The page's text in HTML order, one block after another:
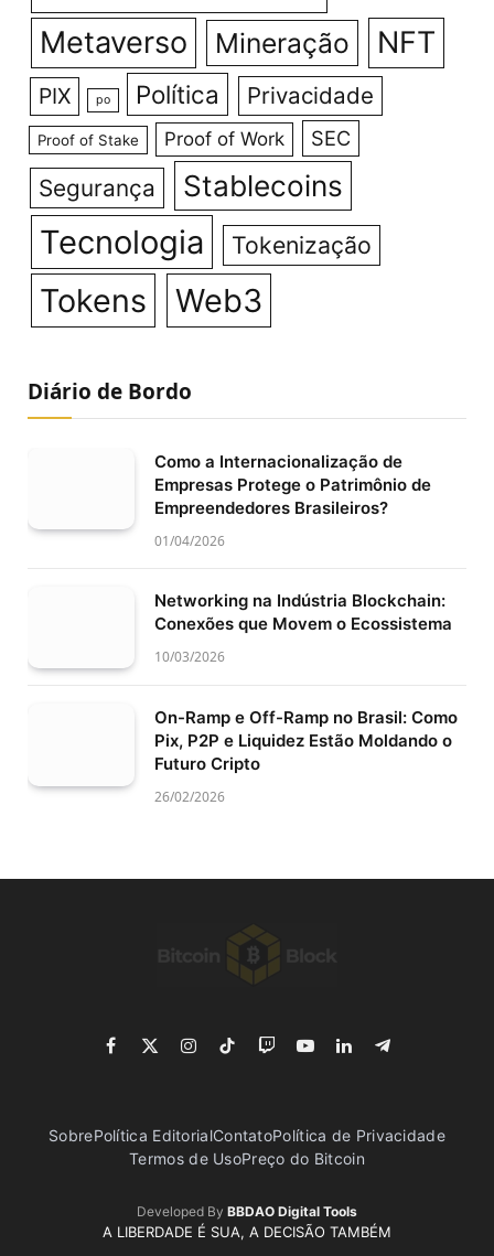
Metaverso
Mineração NFT
PIX po Política Privacidade
Proof of Stake Proof of Work SEC
Segurança Stablecoins
Tecnologia Tokenização
Tokens Web3
Diário de Bordo
Como a Internacionalização de
Empresas Protege o Patrimônio de
Empreendedores Brasileiros?
01/04/2026
Networking na Indústria Blockchain:
Conexões que Movem o Ecossistema
10/03/2026
On-Ramp e Off-Ramp no Brasil: Como
Pix, P2P e Liquidez Estão Moldando o
Futuro Cripto
26/02/2026
Facebook
X
Instagram
TikTokTwitchYouTubeLinkedInTelegram
SobrePolítica EditorialContatoPolítica de Privacidade
Termos de UsoPreço do Bitcoin
Developed By BBDAO Digital Tools
A LIBERDADE É SUA, A DECISÃO TAMBÉM